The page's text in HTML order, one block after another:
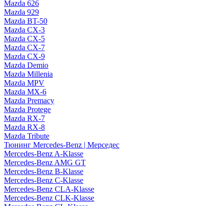
Mazda 626
Mazda 929
Mazda BT-50
Mazda CX-3
Mazda CX-5
Mazda CX-7
Mazda CX-9
Mazda Demio
Mazda Millenia
Mazda MPV
Mazda MX-6
Mazda Premacy
Mazda Protege
Mazda RX-7
Mazda RX-8
Mazda Tribute
Тюнинг Mercedes-Benz | Мерседес
Mercedes-Benz A-Klasse
Mercedes-Benz AMG GT
Mercedes-Benz B-Klasse
Mercedes-Benz C-Klasse
Mercedes-Benz CLA-Klasse
Mercedes-Benz CLK-Klasse